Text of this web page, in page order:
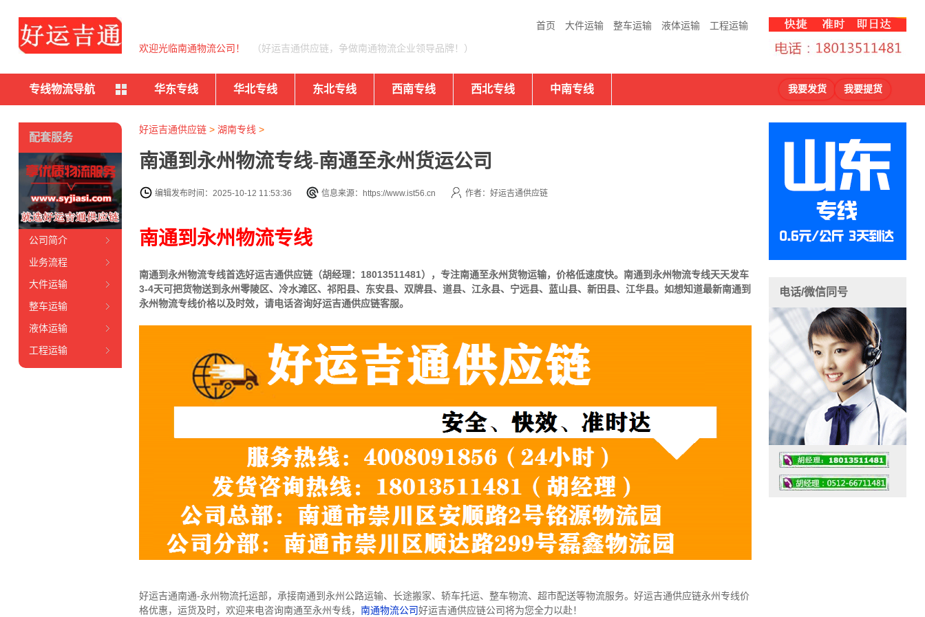
首页 大件运输 整车运输 液体运输 工程运输
欢迎光临南通物流公司！ （好运吉通供应链，争做南通物流企业领导品牌！）
专线物流导航 华东专线 华北专线 东北专线 西南专线 西北专线 中南专线 我要发货 我要提货
好运吉通供应链> 湖南专线 >
南通到永州物流专线-南通至永州货运公司
编辑发布时间：2025-10-12 11:53:36 信息来源：https://www.ist56.cn 作者：好运吉通供应链
南通到永州物流专线
南通到永州物流专线首选好运吉通供应链（胡经理：18013511481），专注南通至永州货物运输，价格低速度快。南通到永州物流专线天天发车
3-4天可把货物送到永州零陵区、冷水滩区、祁阳县、东安县、双牌县、道县、江永县、宁远县、蓝山县、新田县、江华县。如想知道最新南通到
永州物流专线价格以及时效，请电话咨询好运吉通供应链客服。
好运吉通南通-永州物流托运部， 承接南通到永州公路运输、长途搬家、轿车托运、整车物流、超市配送等物流服务。 好运吉通供应链永州专线价
格优惠，运货及时，欢迎来电咨询南通至永州专线， 南通物流公司好运吉通供应链公司将为您全力以赴！
配套服务
公司简介
业务流程
大件运输
整车运输
液体运输
工程运输
电话/微信同号